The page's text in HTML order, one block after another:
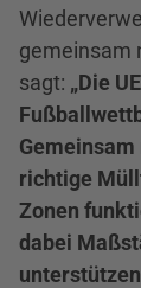
gemeinsam
sagt: „Die
richtige
Zonen
dabei